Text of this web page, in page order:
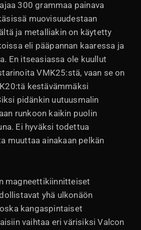
300 grammaa painava
muovisuudestaan
ja metalliakin on käytetty
eli pääpannan kaaressa ja
En itseasiassa ole kuullut
VMK25:stä, vaan se on
kestävämmäksi
pidänkin uutuusmalin
runkoon kaikin puolin
Ei hyväksi todettua
muuttaa ainakaan pelkän
magneettikiinnitteiset
yhä ulkonäön
kangaspintaiset
vaihtaa eri värisiksi Valcon